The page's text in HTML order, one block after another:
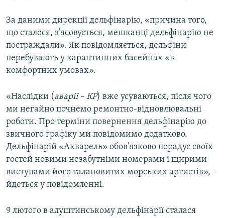
За даними дирекції дельфінарію, «причина того,
що сталося, з'ясовується, мешканці дельфінарію не
постраждали». Як повідомляється, дельфіни
перебувають у карантинних басейнах «в
комфортних умовах».
«Наслідки (аварії – КР) вже усуваються, після чого
ми негайно почнемо ремонтно-відновлювальні
роботи. Про терміни повернення дельфінарію до
звичного графіку ми повідомимо додатково.
Дельфінарій «Акварель» обов'язково порадує своїх
гостей новими незабутніми номерами і щирими
виступами його талановитих морських артистів», –
йдеться у повідомленні.
9 лютого в алуштинському дельфінарії сталася